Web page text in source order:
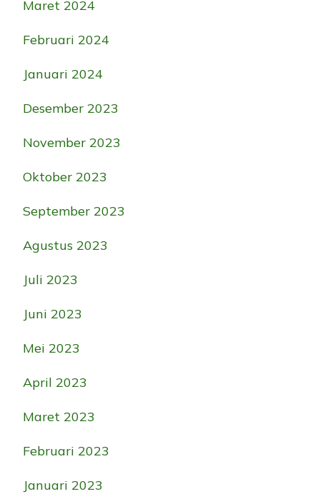
Maret 2024
Februari 2024
Januari 2024
Desember 2023
November 2023
Oktober 2023
September 2023
Agustus 2023
Juli 2023
Juni 2023
Mei 2023
April 2023
Maret 2023
Februari 2023
Januari 2023